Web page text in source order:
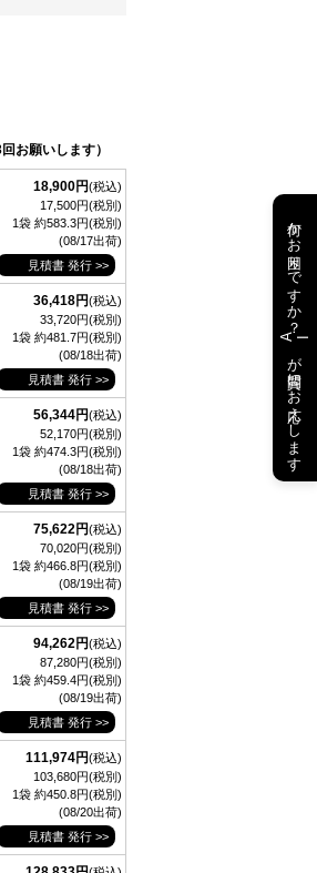
お願いします）
18,900円(税込)
17,500円(税別)
1袋 約583.3円(税別)
(08/17出荷)
見積書 発行 >>
36,418円(税込)
33,720円(税別)
1袋 約481.7円(税別)
(08/18出荷)
見積書 発行 >>
56,344円(税込)
52,170円(税別)
1袋 約474.3円(税別)
(08/18出荷)
見積書 発行 >>
75,622円(税込)
70,020円(税別)
1袋 約466.8円(税別)
(08/19出荷)
見積書 発行 >>
94,262円(税込)
87,280円(税別)
1袋 約459.4円(税別)
(08/19出荷)
見積書 発行 >>
111,974円(税込)
103,680円(税別)
1袋 約450.8円(税別)
(08/20出荷)
見積書 発行 >>
何かお困りですか？
AI
が質問にお応えします